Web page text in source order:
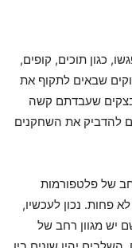
כגון תוכים, קופים,
שבאים לתקוף את
שעבדתם קשה
להדביק את השחקנים
של פלטפורמות
פחות. נכון לעכשיו,
יש מגוון רחב של